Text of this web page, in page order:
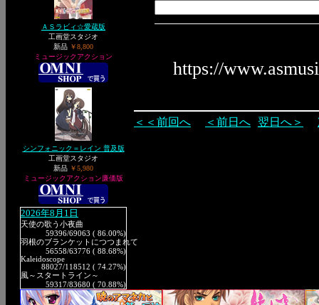
ＡＳラビィ☆愛蔵版
工画堂スタジオ
新品 ￥8,800
ミュージックアクション
シンフォニック＝レイン 普及版
工画堂スタジオ
新品 ￥5,980
ミュージックアクション廉価版
2026年8月1日
天使の歌う小夜曲
59396/69063 ( 86.00%)
羽根のブランケットにつつまれて
56558/63776 ( 88.68%)
Kaleidoscope
88027/118512 ( 74.27%)
風～スタートライン～
59317/83680 ( 70.88%)
https://
＜＜前回へ ＜前日へ 翌日へ＞